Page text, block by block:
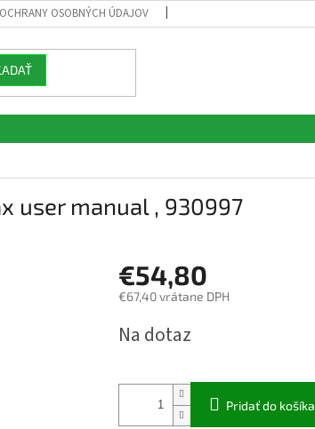
OSOBNÝCH ÚDAJOV
user manual , 930997
€54,80
€67,40 vrátane DPH
cena:
Na dotaz
Pridať do košíka